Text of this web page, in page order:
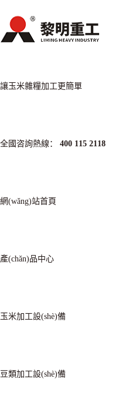
讓玉米雜糧加工更簡單
全國咨詢熱線： 400 115 2118
網(wǎng)站首頁
產(chǎn)品中心
玉米加工設(shè)備
豆類加工設(shè)備